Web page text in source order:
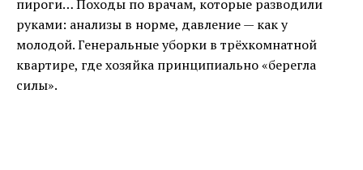
пироги… Походы по врачам, которые разводили
руками: анализы в норме, давление — как у
молодой. Генеральные уборки в трёхкомнатной
квартире, где хозяйка принципиально «берегла
силы».